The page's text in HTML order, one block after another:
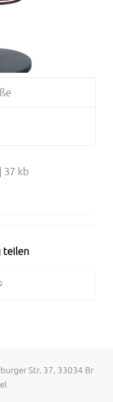
37 kb
teilen
Str. 37, 33034 Br